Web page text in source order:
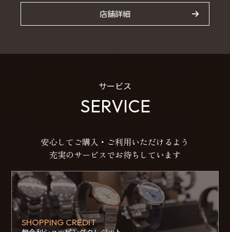
店舗詳細
サービス
SERVICE
安心してご購入・ご利用いただけるよう
充実のサービスでお待ちしています
SHOPPING CREDIT